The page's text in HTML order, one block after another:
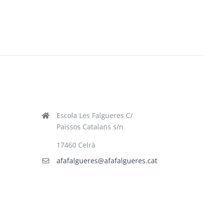
Escola Les Falgueres C/
Païssos Catalans s/n
17460 Celrà
afafalgueres@afafalgueres.cat